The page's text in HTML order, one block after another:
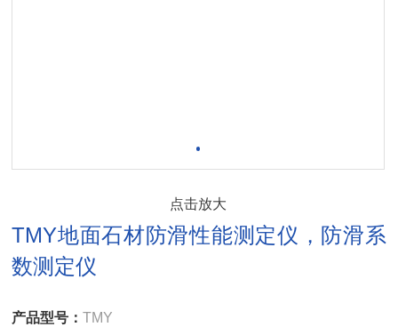
点击放大
TMY地面石材防滑性能测定仪，防滑系
数测定仪
产品型号：TMY